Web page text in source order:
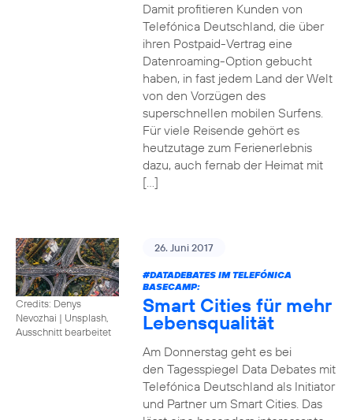
Damit profitieren Kunden von
Telefónica Deutschland, die über
ihren Postpaid-Vertrag eine
Datenroaming-Option gebucht
haben, in fast jedem Land der Welt
von den Vorzügen des
superschnellen mobilen Surfens.
Für viele Reisende gehört es
heutzutage zum Ferienerlebnis
dazu, auch fernab der Heimat mit
[…]
Credits: Denys
Nevozhai | Unsplash,
Ausschnitt bearbeitet
26. Juni 2017
#DATADEBATESIM TELEFÓNICA
BASECAMP:
Smart Cities für mehr
Lebensqualität
Am Donnerstag geht es bei
den Tagesspiegel Data Debates mit
Telefónica Deutschland als Initiator
und Partner um Smart Cities. Das